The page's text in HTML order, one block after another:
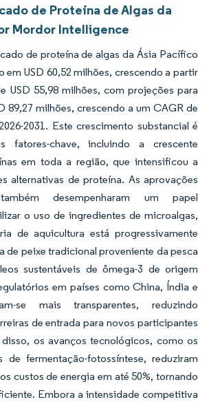
de Proteína de Algas da
Mordor Intelligence
de proteína de algas da Ásia Pacífico
em USD 60,52 milhões, crescendo a partir
USD 55,98 milhões, com projeções para
89,27 milhões, crescendo a um CAGR de
2031. Este crescimento substancial é
fatores-chave, incluindo a crescente
em toda a região, que intensificou a
alternativas de proteína. As aprovações
desempenharam um papel
o uso de ingredientes de microalgas,
de aquicultura está progressivamente
de peixe tradicional proveniente da pesca
sustentáveis de ômega-3 de origem
em países como China, Índia e
se mais transparentes, reduzindo
de entrada para novos participantes
os avanços tecnológicos, como os
de fermentação-fotossíntese, reduziram
custos de energia em até 50%, tornando
Embora a intensidade competitiva